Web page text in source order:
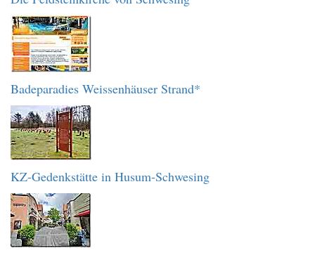
Badeparadies Weissenhäuser Strand*
KZ-Gedenkstätte in Husum-Schwesing